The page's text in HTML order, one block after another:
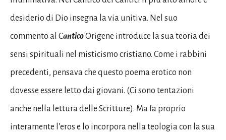
desiderio di Dio insegna la via unitiva. Nel suo
commento al CanticoOrigene introduce la sua teoria dei
sensi spirituali nel misticismo cristiano. Come i rabbini
precedenti, pensava che questo poema erotico non
dovesse essere letto dai giovani. (Ci sono tentazioni
anche nella lettura delle Scritture). Ma fa proprio
interamente l’eros e lo incorpora nella teologia con la sua